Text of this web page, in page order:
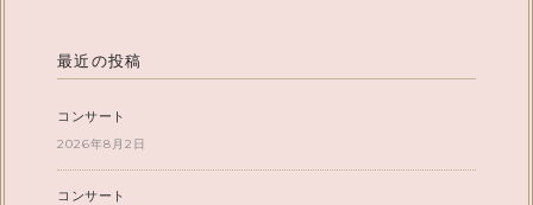
最近の投稿
コンサート
2026年8月2日
コンサート